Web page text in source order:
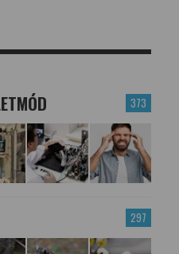
373
297